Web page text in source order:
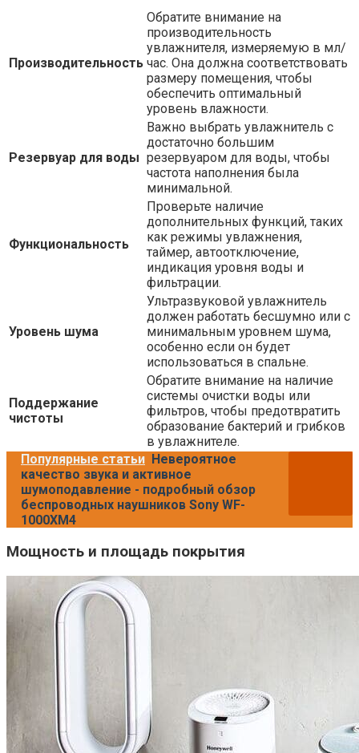
Производительность
Обратите внимание на
производительность
увлажнителя, измеряемую в мл/
час. Она должна соответствовать
размеру помещения, чтобы
обеспечить оптимальный
уровень влажности.
Резервуар для воды
Важно выбрать увлажнитель с
достаточно большим
резервуаром для воды, чтобы
частота наполнения была
минимальной.
Функциональность
Проверьте наличие
дополнительных функций, таких
как режимы увлажнения,
таймер, автоотключение,
индикация уровня воды и
фильтрации.
Уровень шума
Ультразвуковой увлажнитель
должен работать бесшумно или с
минимальным уровнем шума,
особенно если он будет
использоваться в спальне.
Поддержание
чистоты
Обратите внимание на наличие
системы очистки воды или
фильтров, чтобы предотвратить
образование бактерий и грибков
в увлажнителе.
Популярные статьи Невероятное
качество звука и активное
шумоподавление - подробный обзор
беспроводных наушников Sony WF-
1000XM4
Мощность и площадь покрытия